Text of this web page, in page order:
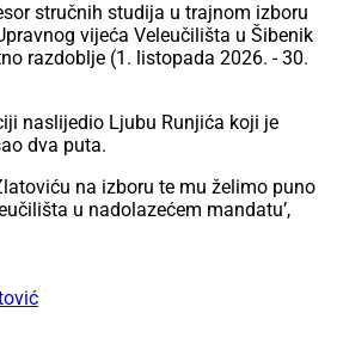
stručnih studija u trajnom izboru
vijeća Veleučilišta u Šibenik
razdoblje (1. listopada 2026. - 30.
naslijedio Ljubu Runjića koji je
dva puta.
na izboru te mu želimo puno
u nadolazećem mandatu’,